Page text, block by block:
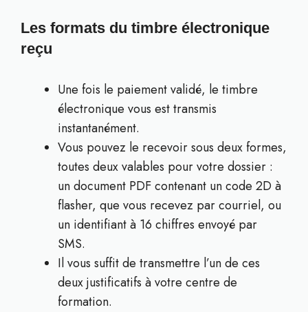
Les formats du timbre électronique
reçu
Une fois le paiement validé, le timbre
électronique vous est transmis
instantanément.
Vous pouvez le recevoir sous deux formes,
toutes deux valables pour votre dossier :
un document PDF contenant un code 2D à
flasher, que vous recevez par courriel, ou
un identifiant à 16 chiffres envoyé par
SMS.
Il vous suffit de transmettre l’un de ces
deux justificatifs à votre centre de
formation.